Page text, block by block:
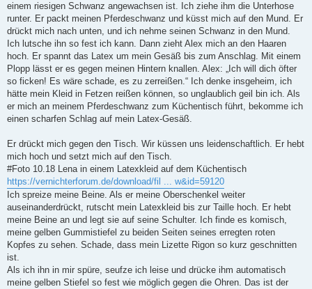
einem riesigen Schwanz angewachsen ist. Ich ziehe ihm die Unterhose
runter. Er packt meinen Pferdeschwanz und küsst mich auf den Mund. Er
drückt mich nach unten, und ich nehme seinen Schwanz in den Mund.
Ich lutsche ihn so fest ich kann. Dann zieht Alex mich an den Haaren
hoch. Er spannt das Latex um mein Gesäß bis zum Anschlag. Mit einem
Plopp lässt er es gegen meinen Hintern knallen. Alex: „Ich will dich öfter
so ficken! Es wäre schade, es zu zerreißen.“ Ich denke insgeheim, ich
hätte mein Kleid in Fetzen reißen können, so unglaublich geil bin ich. Als
er mich an meinem Pferdeschwanz zum Küchentisch führt, bekomme ich
einen scharfen Schlag auf mein Latex-Gesäß.
Er drückt mich gegen den Tisch. Wir küssen uns leidenschaftlich. Er hebt
mich hoch und setzt mich auf den Tisch.
#Foto 10.18 Lena in einem Latexkleid auf dem Küchentisch
https://vernichterforum.de/download/fil ... w&id=59120
Ich spreize meine Beine. Als er meine Oberschenkel weiter
auseinanderdrückt, rutscht mein Latexkleid bis zur Taille hoch. Er hebt
meine Beine an und legt sie auf seine Schulter. Ich finde es komisch,
meine gelben Gummistiefel zu beiden Seiten seines erregten roten
Kopfes zu sehen. Schade, dass mein Lizette Rigon so kurz geschnitten
ist.
Als ich ihn in mir spüre, seufze ich leise und drücke ihm automatisch
meine gelben Stiefel so fest wie möglich gegen die Ohren. Das ist der